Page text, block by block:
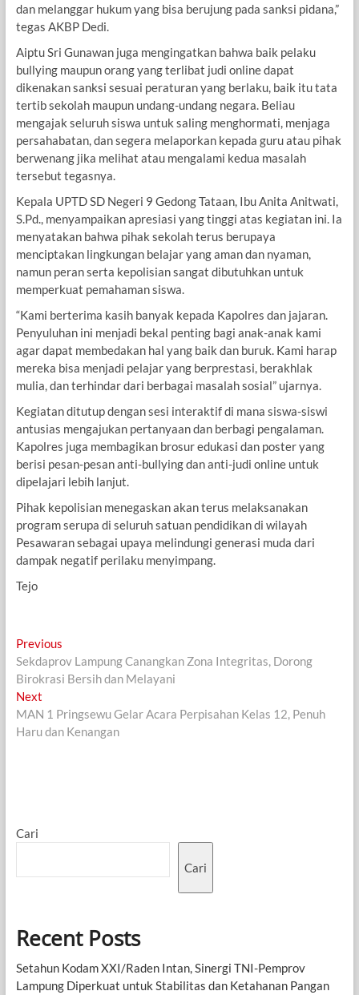
dan melanggar hukum yang bisa berujung pada sanksi pidana,”
tegas AKBP Dedi.
Aiptu Sri Gunawan juga mengingatkan bahwa baik pelaku
bullying maupun orang yang terlibat judi online dapat
dikenakan sanksi sesuai peraturan yang berlaku, baik itu tata
tertib sekolah maupun undang-undang negara. Beliau
mengajak seluruh siswa untuk saling menghormati, menjaga
persahabatan, dan segera melaporkan kepada guru atau pihak
berwenang jika melihat atau mengalami kedua masalah
tersebut tegasnya.
Kepala UPTD SD Negeri 9 Gedong Tataan, Ibu Anita Anitwati,
S.Pd., menyampaikan apresiasi yang tinggi atas kegiatan ini. Ia
menyatakan bahwa pihak sekolah terus berupaya
menciptakan lingkungan belajar yang aman dan nyaman,
namun peran serta kepolisian sangat dibutuhkan untuk
memperkuat pemahaman siswa.
“Kami berterima kasih banyak kepada Kapolres dan jajaran.
Penyuluhan ini menjadi bekal penting bagi anak-anak kami
agar dapat membedakan hal yang baik dan buruk. Kami harap
mereka bisa menjadi pelajar yang berprestasi, berakhlak
mulia, dan terhindar dari berbagai masalah sosial” ujarnya.
Kegiatan ditutup dengan sesi interaktif di mana siswa-siswi
antusias mengajukan pertanyaan dan berbagi pengalaman.
Kapolres juga membagikan brosur edukasi dan poster yang
berisi pesan-pesan anti-bullying dan anti-judi online untuk
dipelajari lebih lanjut.
Pihak kepolisian menegaskan akan terus melaksanakan
program serupa di seluruh satuan pendidikan di wilayah
Pesawaran sebagai upaya melindungi generasi muda dari
dampak negatif perilaku menyimpang.
Tejo
Navigasi
pos
PreviousPrevious
post:
Sekdaprov Lampung Canangkan Zona Integritas, Dorong
Birokrasi Bersih dan Melayani
NextNext
post:
MAN 1 Pringsewu Gelar Acara Perpisahan Kelas 12, Penuh
Haru dan Kenangan
Cari
Cari
Recent Posts
Setahun Kodam XXI/Raden Intan, Sinergi TNI-Pemprov
Lampung Diperkuat untuk Stabilitas dan Ketahanan Pangan